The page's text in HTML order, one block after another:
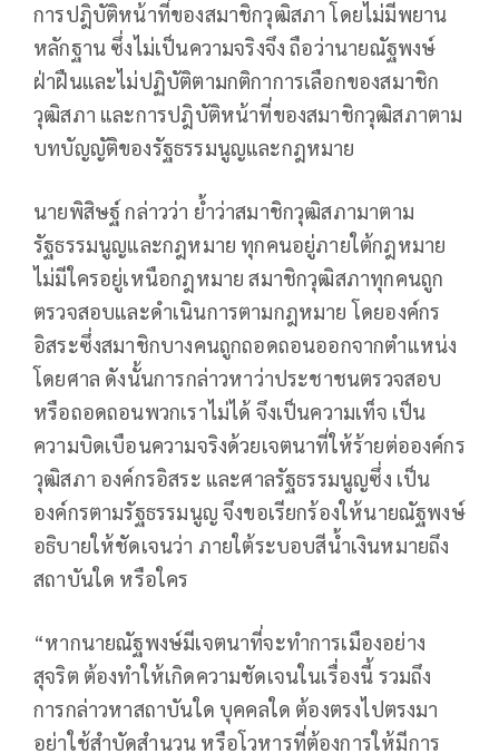
การปฎิบัติหน้าที่ของสมาชิกวุฒิสภา โดยไม่มีพยาน
หลักฐาน ซึ่งไม่เป็นความจริงจึง ถือว่านายณัฐพงษ์
ฝ่าฝืนและไม่ปฏิบัติตามกติกาการเลือกของสมาชิก
วุฒิสภา และการปฎิบัติหน้าที่ของสมาชิกวุฒิสภาตาม
บทบัญญัติของรัฐธรรมนูญและกฎหมาย
นายพิสิษฐ์ กล่าวว่า ย้ำว่าสมาชิกวุฒิสภามาตาม
รัฐธรรมนูญและกฎหมาย ทุกคนอยู่ภายใต้กฎหมาย
ไม่มีใครอยู่เหนือกฎหมาย สมาชิกวุฒิสภาทุกคนถูก
ตรวจสอบและดำเนินการตามกฎหมาย โดยองค์กร
อิสระซึ่งสมาชิกบางคนถูกถอดถอนออกจากตำแหน่ง
โดยศาล ดังนั้นการกล่าวหาว่าประชาชนตรวจสอบ
หรือถอดถอนพวกเราไม่ได้ จึงเป็นความเท็จ เป็น
ความบิดเบือนความจริงด้วยเจตนาที่ให้ร้ายต่อองค์กร
วุฒิสภา องค์กรอิสระ และศาลรัฐธรรมนูญซึ่ง เป็น
องค์กรตามรัฐธรรมนูญ จึงขอเรียกร้องให้นายณัฐพงษ์
อธิบายให้ชัดเจนว่า ภายใต้ระบอบสีน้ำเงินหมายถึง
สถาบันใด หรือใคร
“หากนายณัฐพงษ์มีเจตนาที่จะทำการเมืองอย่าง
สุจริต ต้องทำให้เกิดความชัดเจนในเรื่องนี้ รวมถึง
การกล่าวหาสถาบันใด บุคคลใด ต้องตรงไปตรงมา
อย่าใช้สำบัดสำนวน หรือโวหารที่ต้องการให้มีการ